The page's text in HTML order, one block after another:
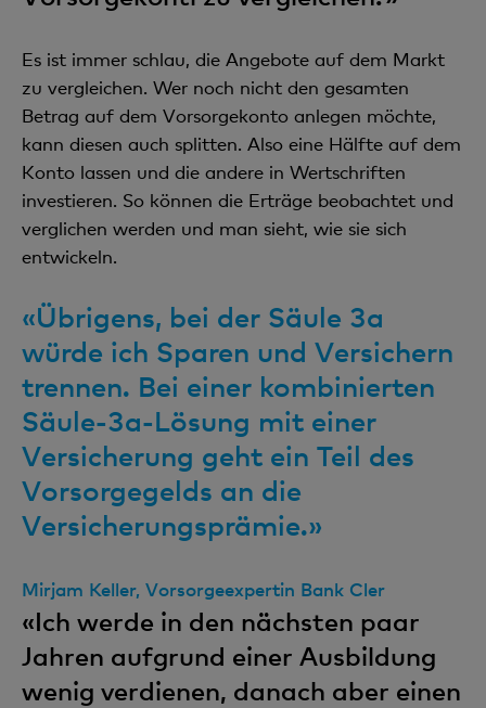
Es ist immer schlau, die Angebote auf dem Markt
zu vergleichen. Wer noch nicht den gesamten
Betrag auf dem Vorsorgekonto anlegen möchte,
kann diesen auch splitten. Also eine Hälfte auf dem
Konto lassen und die andere in Wertschriften
investieren. So können die Erträge beobachtet und
verglichen werden und man sieht, wie sie sich
entwickeln.
«Übrigens, bei der Säule 3a
würde ich Sparen und Versichern
trennen. Bei einer kombinierten
Säule-3a-Lösung mit einer
Versicherung geht ein Teil des
Vorsorgegelds an die
Versicherungsprämie.»
Mirjam Keller, Vorsorgeexpertin Bank Cler
«Ich werde in den nächsten paar
Jahren aufgrund einer Ausbildung
wenig verdienen, danach aber einen